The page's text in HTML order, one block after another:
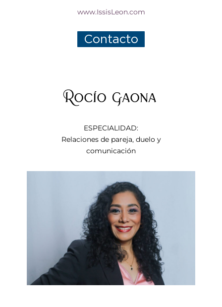
www.IssisLeon.com
Contacto
Rocío Gaona
ESPECIALIDAD:
Relaciones de pareja, duelo y
comunicación